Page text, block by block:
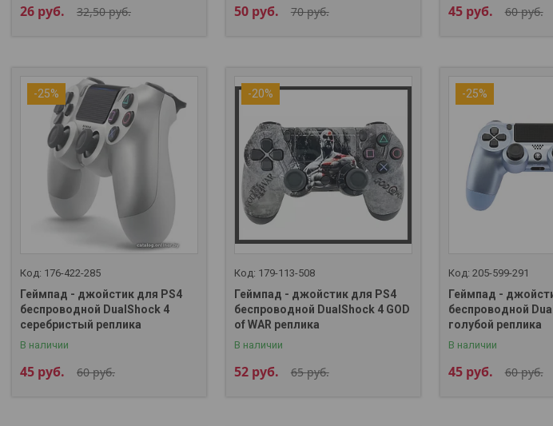
32,50руб.
26 руб. 70руб.
50 руб. 60руб.
45 руб.
-25%
176-422-285
Геймпад - джойстик для PS4
беспроводной DualShock 4
серебристый реплика
В наличии
60руб.
45 руб.
-20%
179-113-508
Геймпад - джойстик для PS4
беспроводной DualShock 4 GOD
of WAR реплика
В наличии
65руб.
52 руб.
-25%
205-599-291
Геймпад -
беспроводной
голубой реплика
В наличии
60руб.
45 руб.